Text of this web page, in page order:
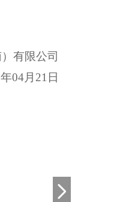
有限公司
年04月 21 日